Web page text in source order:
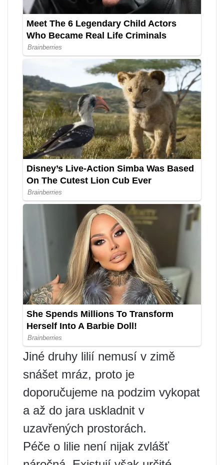
Jiné druhy lilií nemusí v zimě
snášet mráz, proto je
doporučujeme na podzim vykopat
a až do jara uskladnit v
uzavřených prostorách.
Péče o lilie není nijak zvlášť